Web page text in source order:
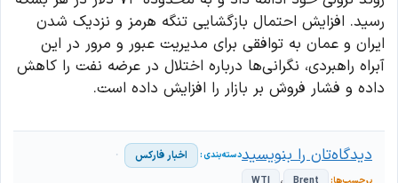
رسید. افزایش احتمال بازگشایی تنگه هرمز و نزدیک شدن
ایران و عمان به توافقی برای مدیریت عبور و مرور در این
آبراه راهبردی، نگرانی‌ها درباره اختلال در عرضه نفت را کاهش
داده و فشار فروش بر بازار را افزایش داده است.
اخبار فارکس دیدگاه‌تان را بنویسید